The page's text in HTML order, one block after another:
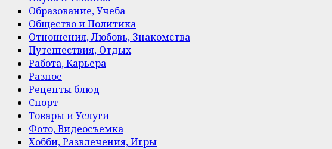
Образование, Учеба
Общество и Политика
Отношения, Любовь, Знакомства
Путешествия, Отдых
Работа, Карьера
Разное
Рецепты блюд
Спорт
Товары и Услуги
Фото, Видеосъемка
Хобби, Развлечения, Игры